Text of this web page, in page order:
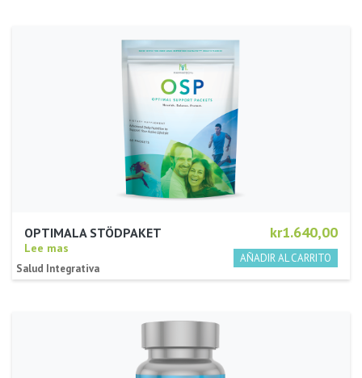
kr1.640,00
OPTIMALA STÖDPAKET
Lee mas
Salud Integrativa